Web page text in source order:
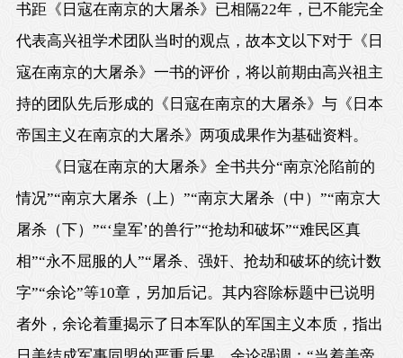
书距《日寇在南京的大屠杀》已相隔22年，已不能完全
代表高兴祖学术团队当时的观点，故本文以下对于《日
寇在南京的大屠杀》一书的评价，将以前期由高兴祖主
持的团队先后形成的《日寇在南京的大屠杀》与《日本
帝国主义在南京的大屠杀》两项成果作为基础资料。
《日寇在南京的大屠杀》全书共分“南京沦陷前的
情况”“南京大屠杀（上）”“南京大屠杀（中）”“南京大
屠杀（下）”“‘皇军’的兽行”“抢劫和破坏”“难民区真
相”“永不屈服的人”“屠杀、强奸、抢劫和破坏的统计数
字”“余论”等10章，另加后记。其内容除标题中已说明
者外，余论着重揭示了日本军队的军国主义本质，指出